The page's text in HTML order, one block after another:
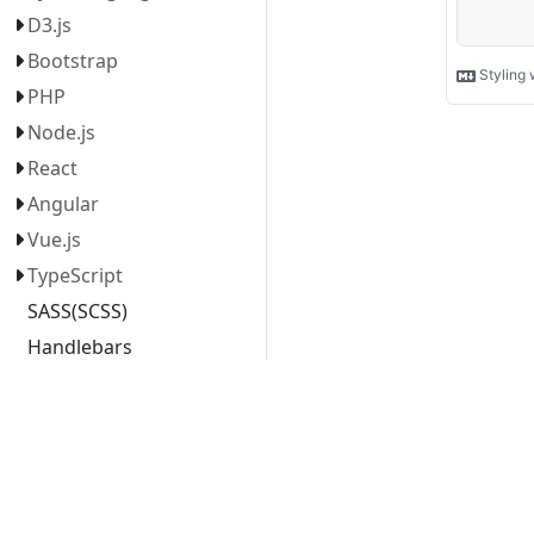
D3.js
Bootstrap
PHP
Node.js
React
Angular
Vue.js
TypeScript
SASS(SCSS)
Handlebars